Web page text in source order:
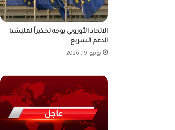
الاتحاد الأوروبي يوجه تحذيراً لمليشيا
الدعم السريع
يونيو 19, 2026